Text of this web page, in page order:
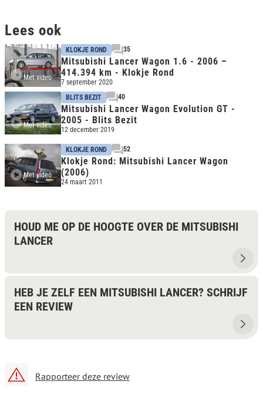
Lees ook
Met video
KLOKJE ROND 35
Mitsubishi Lancer Wagon 1.6 - 2006 –
414.394 km - Klokje Rond
7 september 2020
Met video
BLITS BEZIT 40
Mitsubishi Lancer Wagon Evolution GT -
2005 - Blits Bezit
12 december 2019
Met video
KLOKJE ROND 52
Klokje Rond: Mitsubishi Lancer Wagon
(2006)
24 maart 2011
HOUD ME OP DE HOOGTE OVER DE MITSUBISHI
LANCER
HEB JE ZELF EEN MITSUBISHI LANCER? SCHRIJF
EEN REVIEW
Rapporteer deze review